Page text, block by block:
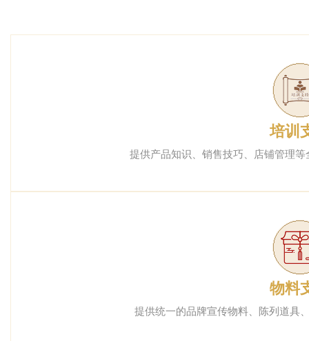
培训
提供产品知识、销售技巧、店铺管理
物料
提供统一的品牌宣传物料、陈列道具